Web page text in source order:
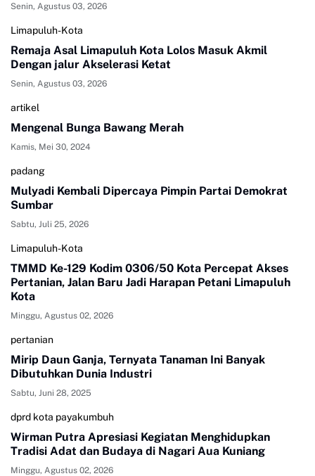
Senin, Agustus 03, 2026
Limapuluh-Kota
Remaja Asal Limapuluh Kota Lolos Masuk Akmil
Dengan jalur Akselerasi Ketat
Senin, Agustus 03, 2026
artikel
Mengenal Bunga Bawang Merah
Kamis, Mei 30, 2024
padang
Mulyadi Kembali Dipercaya Pimpin Partai Demokrat
Sumbar
Sabtu, Juli 25, 2026
Limapuluh-Kota
TMMD Ke-129 Kodim 0306/50 Kota Percepat Akses
Pertanian, Jalan Baru Jadi Harapan Petani Limapuluh
Kota
Minggu, Agustus 02, 2026
pertanian
Mirip Daun Ganja, Ternyata Tanaman Ini Banyak
Dibutuhkan Dunia Industri
Sabtu, Juni 28, 2025
dprd kota payakumbuh
Wirman Putra Apresiasi Kegiatan Menghidupkan
Tradisi Adat dan Budaya di Nagari Aua Kuniang
Minggu, Agustus 02, 2026